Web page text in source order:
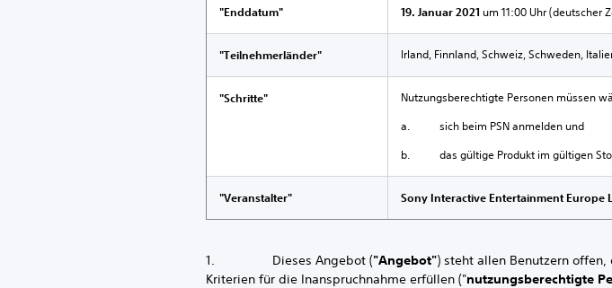
"Enddatum" 19. Januar 2021 um 11:00 Uhr (deutscher
"Teilnehmerländer" Irland, Finnland, Schweiz, Schweden,
"Schritte"
Nutzungsberechtigte Personen müssen
a. sich beim PSN anmelden und
b. das gültige Produkt im gültigen
"Veranstalter" Sony Interactive Entertainment Europe
1. Dieses Angebot ("Angebot") steht allen Benutzern
Kriterien für die Inanspruchnahme erfüllen ("nutzungsberechtigte